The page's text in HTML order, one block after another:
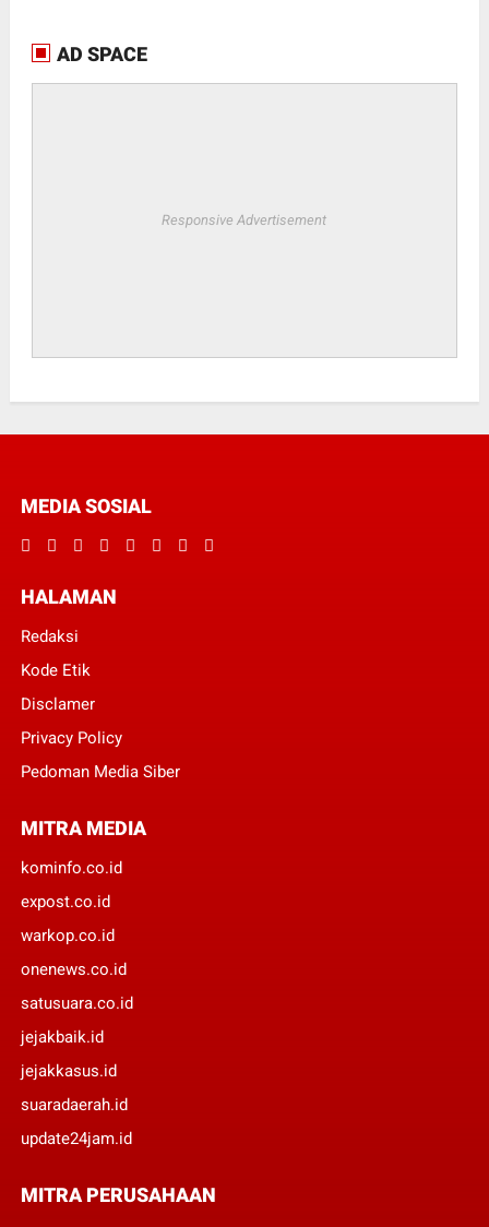
AD SPACE
Responsive Advertisement
MEDIA SOSIAL
HALAMAN
Redaksi
Kode Etik
Disclamer
Privacy Policy
Pedoman Media Siber
MITRA MEDIA
kominfo.co.id
expost.co.id
warkop.co.id
onenews.co.id
satusuara.co.id
jejakbaik.id
jejakkasus.id
suaradaerah.id
update24jam.id
MITRA PERUSAHAAN